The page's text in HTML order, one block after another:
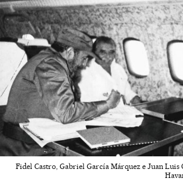
Fidel Castro, Gabriel García Márquez e Juan Luis